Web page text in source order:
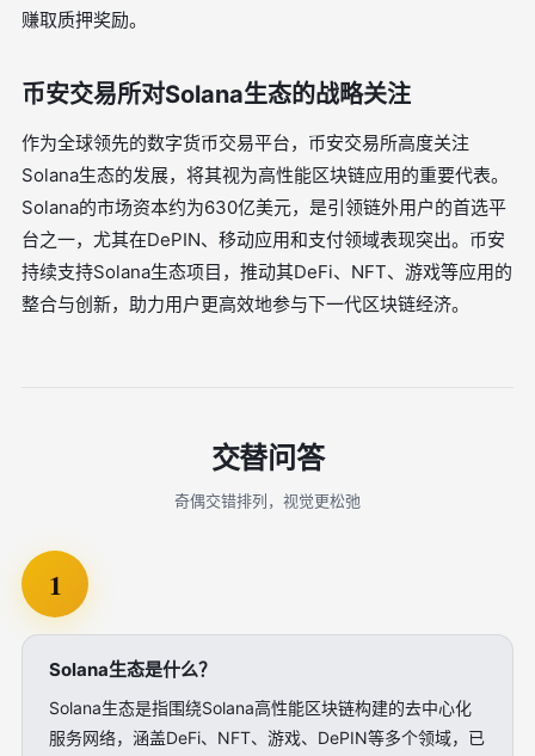
赚取质押奖励。
币安交易所对Solana生态的战略关注
作为全球领先的数字货币交易平台，币安交易所高度关注
Solana生态的发展，将其视为高性能区块链应用的重要代表。
Solana的市场资本约为630亿美元，是引领链外用户的首选平
台之一，尤其在DePIN、移动应用和支付领域表现突出。币安
持续支持Solana生态项目，推动其DeFi、NFT、游戏等应用的
整合与创新，助力用户更高效地参与下一代区块链经济。
交替问答
奇偶交错排列，视觉更松弛
1
Solana生态是什么？
Solana生态是指围绕Solana高性能区块链构建的去中心化
服务网络，涵盖DeFi、NFT、游戏、DePIN等多个领域，已